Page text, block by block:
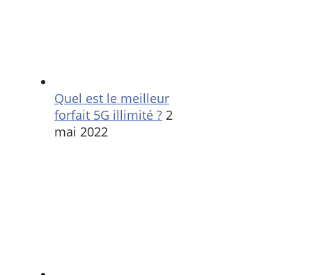
Quel est le meilleur
forfait 5G illimité ? 2
mai 2022